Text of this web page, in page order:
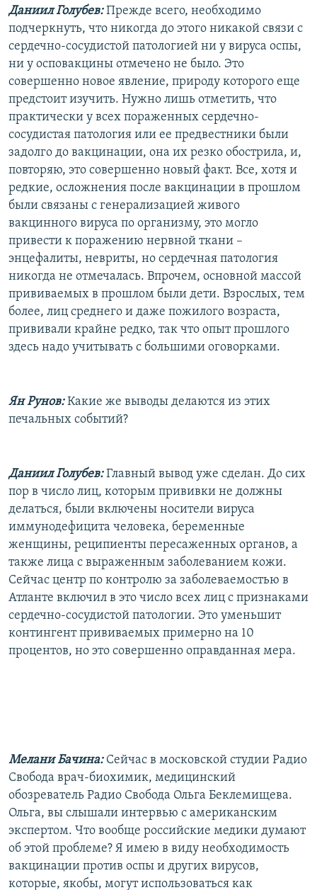
Даниил Голубев:Прежде всего, необходимо
подчеркнуть, что никогда до этого никакой связи с
сердечно-сосудистой патологией ни у вируса оспы,
ни у осповакцины отмечено не было. Это
совершенно новое явление, природу которого еще
предстоит изучить. Нужно лишь отметить, что
практически у всех пораженных сердечно-
сосудистая патология или ее предвестники были
задолго до вакцинации, она их резко обострила, и,
повторяю, это совершенно новый факт. Все, хотя и
редкие, осложнения после вакцинации в прошлом
были связаны с генерализацией живого
вакцинного вируса по организму, это могло
привести к поражению нервной ткани –
энцефалиты, невриты, но сердечная патология
никогда не отмечалась. Впрочем, основной массой
прививаемых в прошлом были дети. Взрослых, тем
более, лиц среднего и даже пожилого возраста,
прививали крайне редко, так что опыт прошлого
здесь надо учитывать с большими оговорками.
Ян Рунов:Какие же выводы делаются из этих
печальных событий?
Даниил Голубев:Главный вывод уже сделан. До сих
пор в число лиц, которым прививки не должны
делаться, были включены носители вируса
иммунодефицита человека, беременные
женщины, реципиенты пересаженных органов, а
также лица с выраженным заболеванием кожи.
Сейчас центр по контролю за заболеваемостью в
Атланте включил в это число всех лиц с признаками
сердечно-сосудистой патологии. Это уменьшит
контингент прививаемых примерно на 10
процентов, но это совершенно оправданная мера.
Мелани Бачина: Сейчас в московской студии Радио
Свобода врач-биохимик, медицинский
обозреватель Радио Свобода Ольга Беклемищева.
Ольга, вы слышали интервью с американским
экспертом. Что вообще российские медики думают
об этой проблеме? Я имею в виду необходимость
вакцинации против оспы и других вирусов,
которые, якобы, могут использоваться как